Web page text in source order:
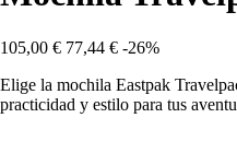
105,00 € 77,44 € -26%
Elige la mochila Eastpak
practicidad y estilo para tus